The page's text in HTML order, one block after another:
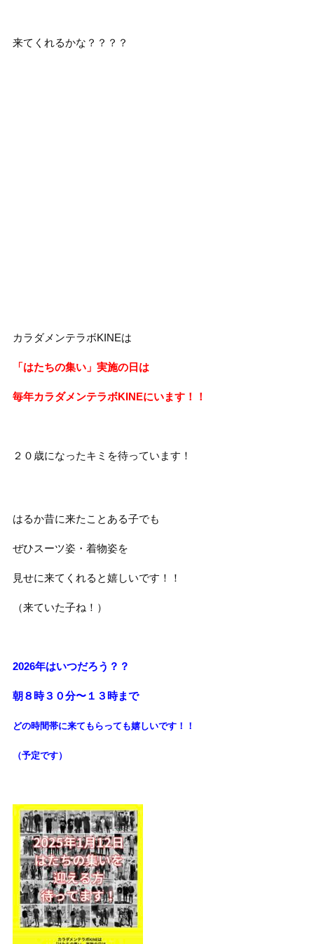
来てくれるかな？？？？
カラダメンテラボKINEは
「はたちの集い」実施の日は
毎年カラダメンテラボKINEにいます！！
２０歳になったキミを待っています！
はるか昔に来たことある子でも
ぜひスーツ姿・着物姿を
見せに来てくれると嬉しいです！！
（来ていた子ね！）
2026年はいつだろう？？
朝８時３０分〜１３時まで
どの時間帯に来てもらっても嬉しいです！！
（予定です）